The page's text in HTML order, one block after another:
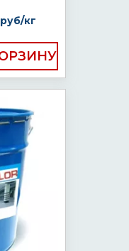
руб/кг